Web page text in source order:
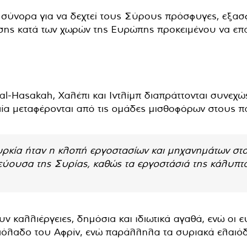
για να δεχτεί τους Σύρους πρόσφυγες,
κατά των χωρών της Ευρώπης προκειμένου να
Χαλέπι και Ιντλίμπ διαπράττονται
μεταφέρονται από τις ομάδες μισθοφόρων στους
ήταν η κλοπή εργοστασίων και μηχανημάτων στο
της Συρίας, καθώς τα εργοστάσιά της
δημόσια και ιδιωτικά αγαθά, ενώ οι
του Αφρίν, ενώ παράλληλα τα συριακά